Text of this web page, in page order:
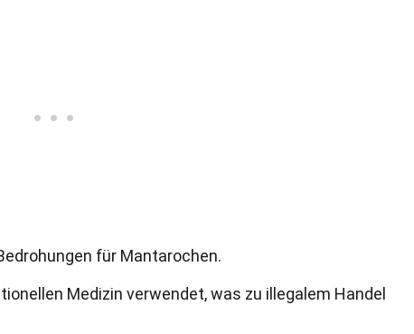
für Mantarochen.
Medizin verwendet, was zu illegalem Handel